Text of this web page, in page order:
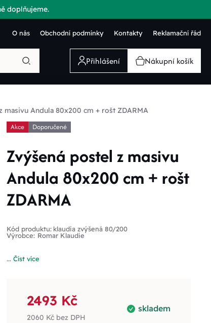
doplňujeme.
O nás Obchodní podmínky Kontakty Reklamační řád
Přihlášení Nákupní košík
masivu Andula 80x200 cm + rošt ZDARMA
Akce Doporučené
Zvýšená postel z masivu
Andula 80x200 cm + rošt
ZDARMA
Kód produktu: klaudia zvýšená 80/200
Výrobce: Romar Klaudie
... Číst více
skladem
2493 Kč
2060 Kčbez DPH